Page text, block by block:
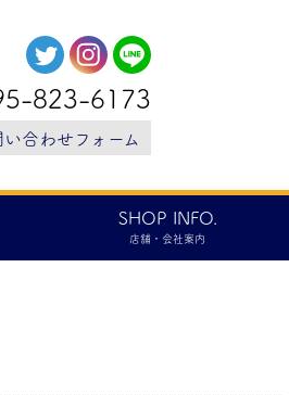
823-6173
合わせフォーム
SHOP INFO.
店舗・会社案内